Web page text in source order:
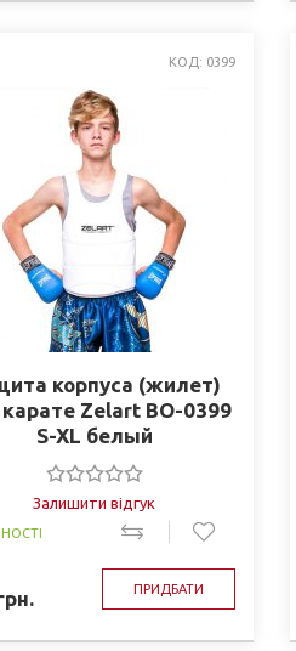
КОД: 0399
корпуса (жилет)
Zelart BO-0399
S-XL белый
Залишити відгук
ПРИДБАТИ